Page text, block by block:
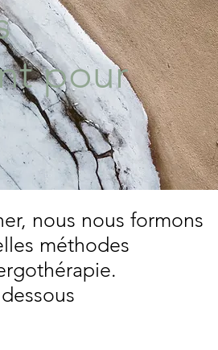
pour
nous nous formons
méthodes